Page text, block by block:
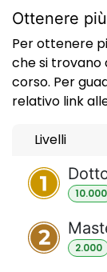
Ottenere
Per ottenere
che si trovano
corso. Per
relativo link
Livelli
10.000
2.000